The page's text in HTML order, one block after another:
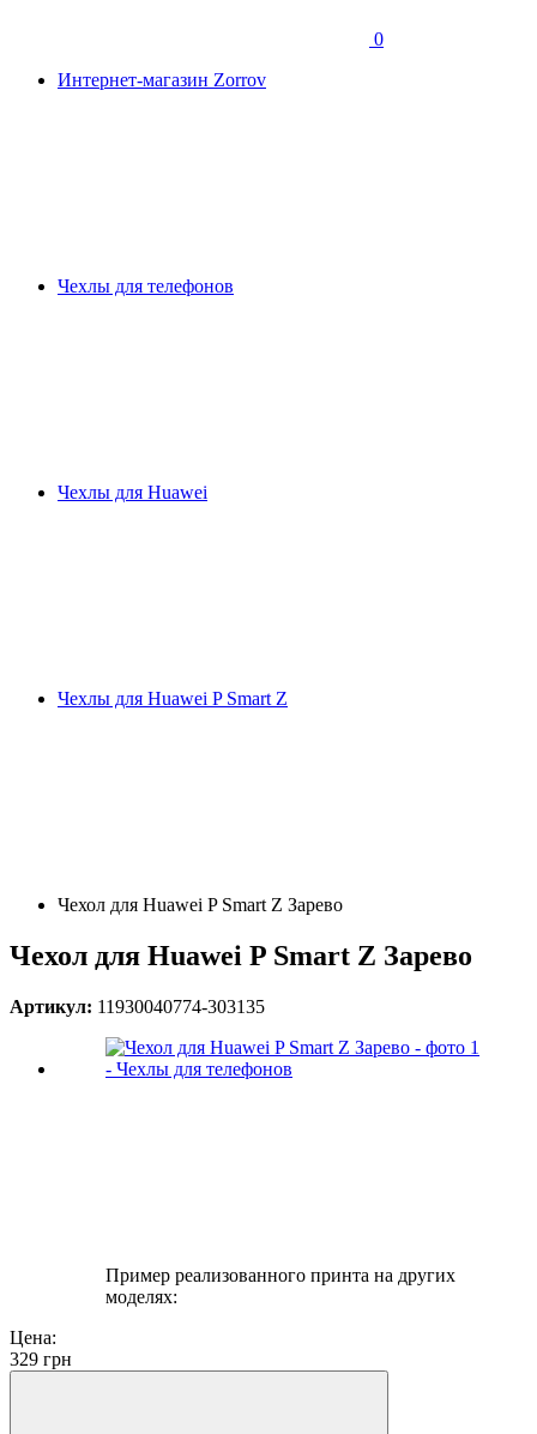
0
Интернет-магазин Zorrov
Чехлы для телефонов
Чехлы для Huawei
Чехлы для Huawei P Smart Z
Чехол для Huawei P Smart Z Зарево
Чехол для Huawei P Smart Z Зарево
Артикул: 11930040774-303135
Пример реализованного принта на других
моделях:
Цена:
329 грн